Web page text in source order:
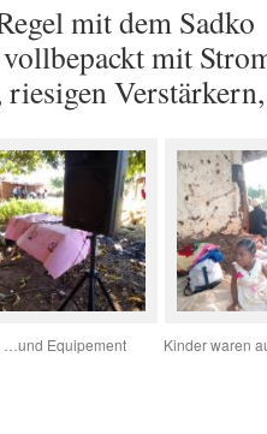
mit dem
mit
…und Equipement Kinder waren